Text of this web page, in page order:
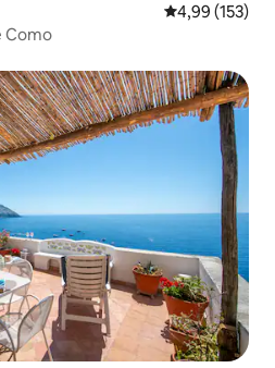
5 üzerinden
4,99 (153)
Como
beğenilenler arasında